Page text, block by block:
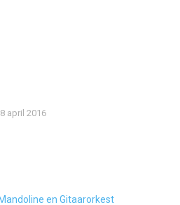
8 april 2016